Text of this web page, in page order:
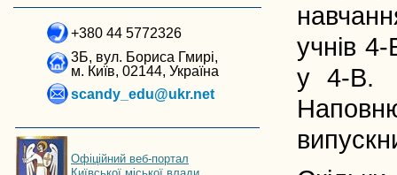
+380 44 5772326
3Б, вул. Бориса Гмирі,
м. Київ, 02144, Україна
scandy_edu@ukr.net
Офіційний веб-портал
учнів
у 4-В.